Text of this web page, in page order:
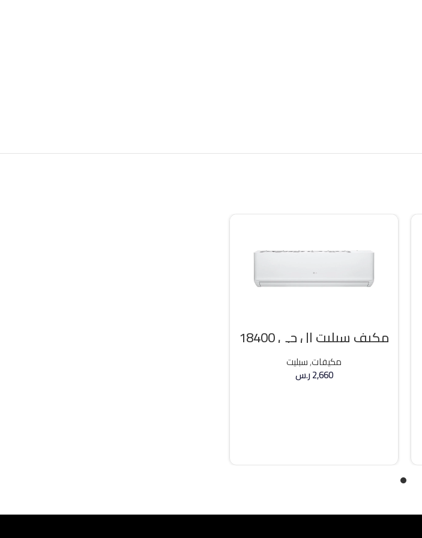
مكيف سبليت ال جي 18400 وحده بارد
مكيفات,سبليت
2,660ر.س